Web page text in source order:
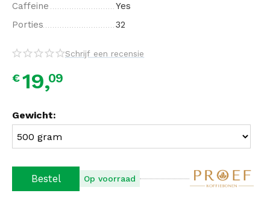
Caffeine
Yes
Porties
32
Schrijf een recensie
€ 19,09
Gewicht:
Bestel Op voorraad